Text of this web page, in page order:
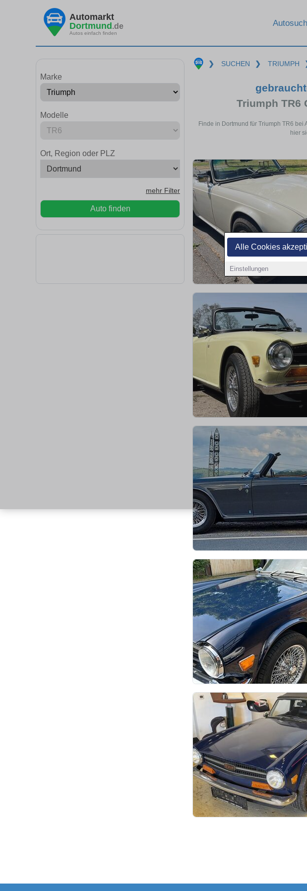
Alle Cookies
Einstellungen
Automarkt
Dortmund.de
Autos einfach finden
Marke
Modelle
Ort, Region oder PLZ
mehr Filter
Auto finden
❯ SUCHEN ❯ TRIUMPH
Triumph TR6
Finde in Dortmund für Triumph TR6
hier